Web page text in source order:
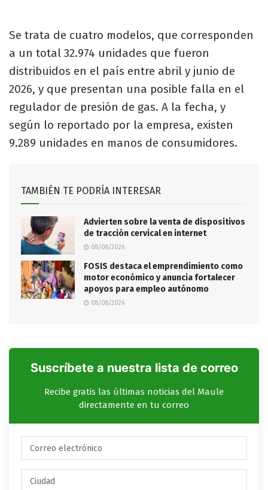
Se trata de cuatro modelos, que corresponden
a un total 32.974 unidades que fueron
distribuidos en el país entre abril y junio de
2026, y que presentan una posible falla en el
regulador de presión de gas. A la fecha, y
según lo reportado por la empresa, existen
9.289 unidades en manos de consumidores.
TAMBIÉN TE PODRÍA INTERESAR
Advierten sobre la venta de dispositivos
de tracción cervical en internet
08/08/2026
FOSIS destaca el emprendimiento como
motor económico y anuncia fortalecer
apoyos para empleo autónomo
08/08/2026
Suscríbete a nuestra lista de correo
Recibe gratis las últimas noticias del Maule
directamente en tu correo